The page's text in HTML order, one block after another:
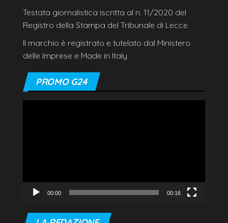
Testata giornalistica iscritta al n. 11/2020 del
Registro della Stampa del Tribunale di Lecce
Il marchio è registrato e tutelato dal Ministero
delle Imprese e Made in Italy
PROMO G24
00:00 00:16